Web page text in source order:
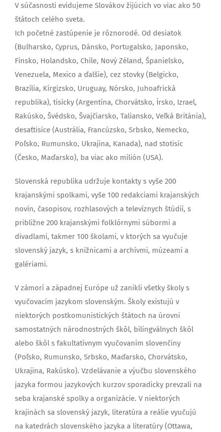
V súčasnosti evidujeme Slovákov žijúcich vo viac ako 50
štátoch celého sveta.
Ich početné zastúpenie je rôznorodé. Od desiatok
(Bulharsko, Cyprus, Dánsko, Portugalsko, Japonsko,
Fínsko, Holandsko, Chile, Nový Zéland, Španielsko,
Venezuela, Mexico a ďalšie), cez stovky (Belgicko,
Brazília, Kirgizsko, Uruguay, Nórsko, Juhoafrická
republika), tisícky (Argentína, Chorvátsko, Írsko, Izrael,
Rakúsko, Švédsko, Švajčiarsko, Taliansko, Veľká Británia),
desaťtisíce (Austrália, Francúzsko, Srbsko, Nemecko,
Poľsko, Rumunsko, Ukrajina, Kanada), nad stotisíc
(Česko, Maďarsko), ba viac ako milión (USA).
Slovenská republika udržuje kontakty s vyše 200
krajanskými spolkami, vyše 100 redakciami krajanských
novín, časopisov, rozhlasových a televíznych štúdií, s
približne 200 krajanskými folklórnymi súbormi a
divadlami, takmer 100 školami, v ktorých sa vyučuje
slovenský jazyk, s knižnicami a archívmi, múzeami a
galériami.
V zámorí a západnej Európe už zanikli všetky školy s
vyučovacím jazykom slovenským. Školy existujú v
niektorých postkomunistických štátoch na úrovni
samostatných národnostných škôl, bilingválnych škôl
alebo škôl s fakultatívnym vyučovaním slovenčiny
(Poľsko, Rumunsko, Srbsko, Maďarsko, Chorvátsko,
Ukrajina, Rakúsko). Vzdelávanie a výučbu slovenského
jazyka formou jazykových kurzov sporadicky prevzali na
seba krajanské spolky a organizácie. V niektorých
krajinách sa slovenský jazyk, literatúra a reálie vyučujú
na katedrách slovenského jazyka a literatúry (Ottawa,